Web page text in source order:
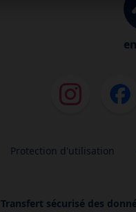
Protection d'utilisation
Transfert sécurisé des